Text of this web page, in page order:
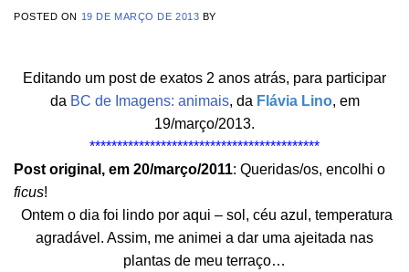
POSTED ON 19 DE MARÇO DE 2013 BY
Editando um post de exatos 2 anos atrás, para participar
da BC de Imagens: animais, da Flávia Lino, em
19/março/2013.
******************************************
Post original, em 20/março/2011: Queridas/os, encolhi o
ficus!
Ontem o dia foi lindo por aqui – sol, céu azul, temperatura
agradável. Assim, me animei a dar uma ajeitada nas
plantas de meu terraço…